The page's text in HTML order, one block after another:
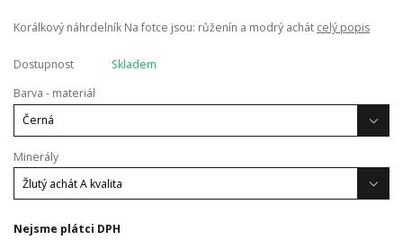
Korálkový náhrdelník Na fotce jsou: růženín a modrý achát celý popis
Dostupnost
Skladem
Barva - materiál
Minerály
Nejsme plátci DPH